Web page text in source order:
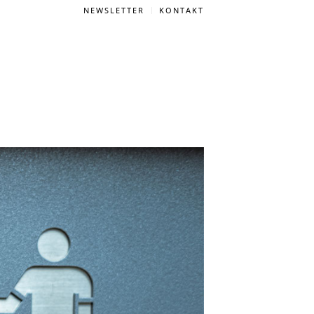
NEWSLETTER KONTAKT